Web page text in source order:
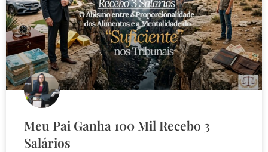
Meu Pai Ganha 100 Mil Recebo 3
Salários